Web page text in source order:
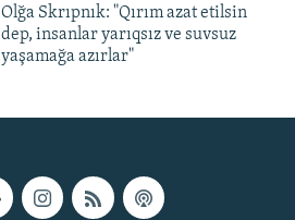
Olğa Skrıpnık: "Qırım azat etilsin
dep, insanlar yarıqsız ve suvsuz
yaşamağa azırlar"